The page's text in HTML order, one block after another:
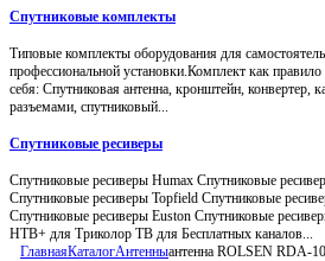
Спутниковые комплекты
Типовые комплекты оборудования для
профессиональной установки.Комплект как
себя: Спутниковая антенна, кронштейн, конвертер,
разъемами, спутниковый...
Спутниковые ресиверы
Спутниковые ресиверы Humax Спутниковые
Спутниковые ресиверы Topfield Спутниковые
Спутниковые ресиверы Euston Спутниковые
НТВ+ для Триколор ТВ для Бесплатных каналов...
ГлавнаяКаталогАнтенныантенна ROLSEN RDA-